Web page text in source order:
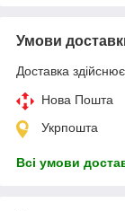
Умови
Доставка
Нова Пошта
Укрпошта
Всі умови